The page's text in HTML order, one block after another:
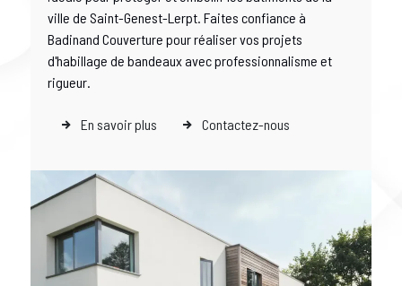
ville de Saint-Genest-Lerpt. Faites confiance à
Badinand Couverture pour réaliser vos projets
d'habillage de bandeaux avec professionnalisme et
rigueur.
En savoir plus Contactez-nous